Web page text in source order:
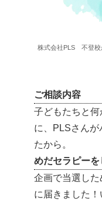
株式会社PLS 不登校
ご相談内容
子どもたちと
に、PLSさんが
たから。
めだセラピーを
企画で当選し
に届きました！